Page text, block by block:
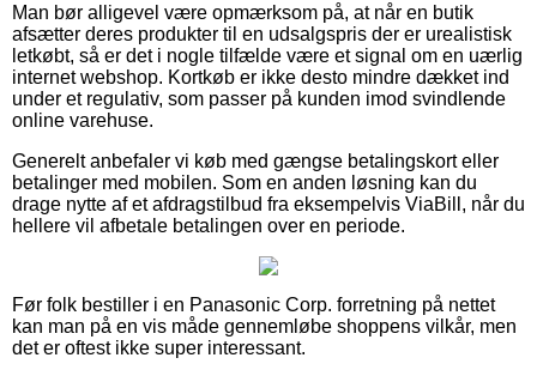
Man bør alligevel være opmærksom på, at når en butik
afsætter deres produkter til en udsalgspris der er urealistisk
letkøbt, så er det i nogle tilfælde være et signal om en uærlig
internet webshop. Kortkøb er ikke desto mindre dækket ind
under et regulativ, som passer på kunden imod svindlende
online varehuse.
Generelt anbefaler vi køb med gængse betalingskort eller
betalinger med mobilen. Som en anden løsning kan du
drage nytte af et afdragstilbud fra eksempelvis ViaBill, når du
hellere vil afbetale betalingen over en periode.
Før folk bestiller i en Panasonic Corp. forretning på nettet
kan man på en vis måde gennemløbe shoppens vilkår, men
det er oftest ikke super interessant.